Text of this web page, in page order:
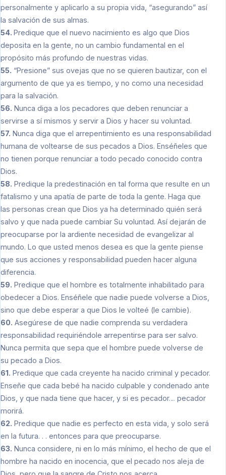
personalmente y aplicarlo a su propia vida, “asegurando” así
la salvación de sus almas.
54. Predique que el nuevo nacimiento es algo que Dios
deposita en la gente, no un cambio fundamental en el
propósito más profundo de nuestras vidas.
55. “Presione” sus ovejas que no se quieren bautizar, con el
argumento de que ya es tiempo, y no como una necesidad
para la salvación.
56. Nunca diga a los pecadores que deben renunciar a
servirse a sí mismos y servir a Dios y hacer su voluntad.
57. Nunca diga que el arrepentimiento es una responsabilidad
humana de voltearse de sus pecados a Dios. Enséñeles que
no tienen porque renunciar a todo pecado conocido contra
Dios.
58. Predique la predestinación en tal forma que resulte en un
fatalismo y una apatía de parte de toda la gente. Haga que
las personas crean que Dios ya ha determinado quién será
salvo y que nada puede cambiar Su voluntad. Así dejarán de
preocuparse por la ardiente necesidad de evangelizar al
mundo. Lo que usted menos desea es que la gente piense
que sus acciones y responsabilidad pueden hacer alguna
diferencia.
59. Predique que el hombre es totalmente inhabilitado para
obedecer a Dios. Enséñele que nadie puede volverse a Dios,
sino que debe esperar a que Dios le volteé (le cambie).
60. Asegúrese de que nadie comprenda su verdadera
responsabilidad requiriéndole arrepentirse para ser salvo.
Nunca permita que sepa que el hombre puede volverse de
su pecado a Dios.
61. Predique que cada creyente ha nacido criminal y pecador.
Enseñe que cada bebé ha nacido culpable y condenado ante
Dios, y que nada tiene que hacer, y si es pecador… pecador
morirá.
62. Predique que nadie es perfecto en esta vida, y solo será
en la futura. . . entonces para que preocuparse.
63. Nunca considere, ni en lo más mínimo, el hecho de que el
hombre ha nacido en inocencia, que el pecado nos aleja de